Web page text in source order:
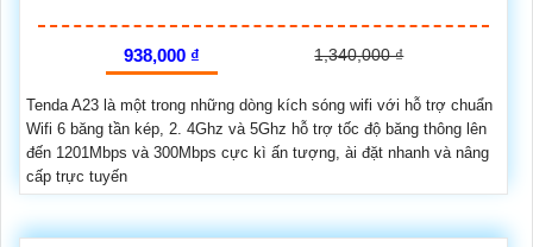
938,000 ₫ 1,340,000 ₫
Tenda A23 là một trong những dòng kích sóng wifi với hỗ trợ chuẩn
Wifi 6 băng tần kép, 2. 4Ghz và 5Ghz hỗ trợ tốc độ băng thông lên
đến 1201Mbps và 300Mbps cực kì ấn tượng, ài đặt nhanh và nâng
cấp trực tuyến